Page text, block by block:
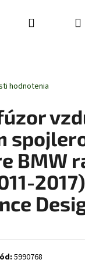
Hľadať
hodnotenia
BMW
5990768